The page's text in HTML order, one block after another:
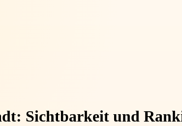
Sichtbarkeit und